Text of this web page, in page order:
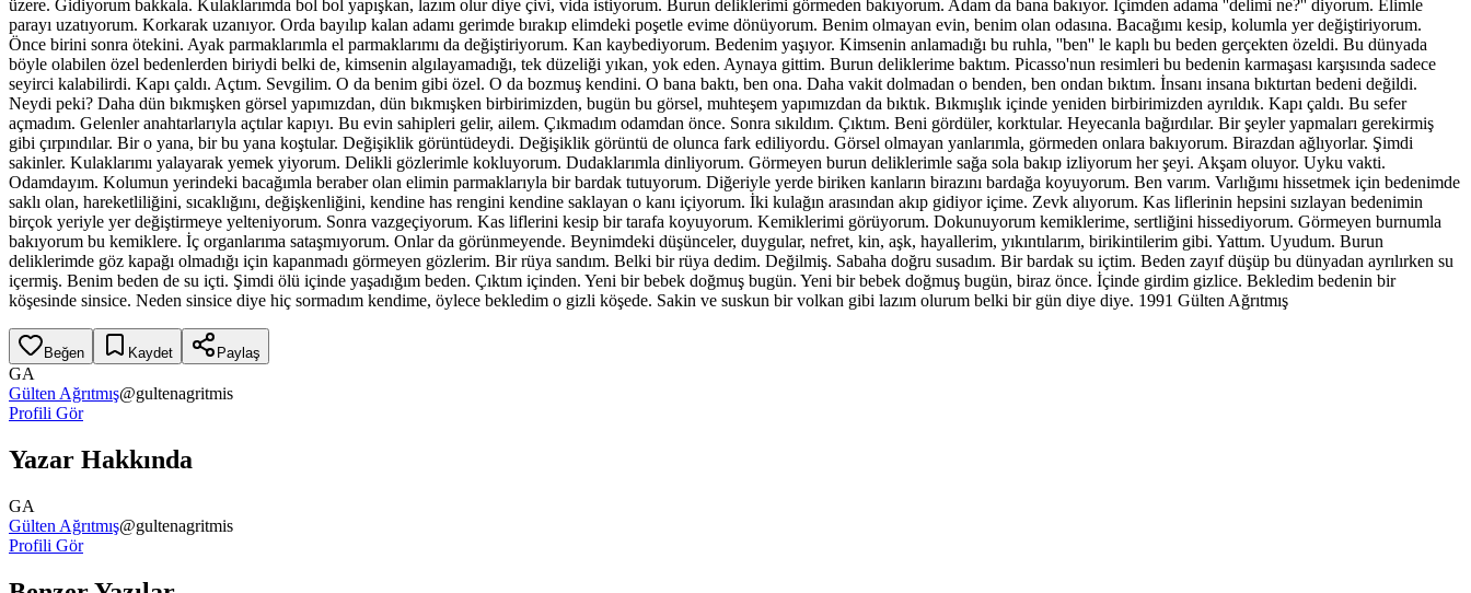
üzere. Gidiyorum bakkala. Kulaklarımda bol bol yapışkan, lazım olur diye çivi, vida istiyorum. Burun deliklerimi görmeden bakıyorum. Adam da bana bakıyor. İçimden adama ''delimi ne?'' diyorum. Elimle
parayı uzatıyorum. Korkarak uzanıyor. Orda bayılıp kalan adamı gerimde bırakıp elimdeki poşetle evime dönüyorum. Benim olmayan evin, benim olan odasına. Bacağımı kesip, kolumla yer değiştiriyorum.
Önce birini sonra ötekini. Ayak parmaklarımla el parmaklarımı da değiştiriyorum. Kan kaybediyorum. Bedenim yaşıyor. Kimsenin anlamadığı bu ruhla, ''ben'' le kaplı bu beden gerçekten özeldi. Bu dünyada
böyle olabilen özel bedenlerden biriydi belki de, kimsenin algılayamadığı, tek düzeliği yıkan, yok eden. Aynaya gittim. Burun deliklerime baktım. Picasso'nun resimleri bu bedenin karmaşası karşısında sadece
seyirci kalabilirdi. Kapı çaldı. Açtım. Sevgilim. O da benim gibi özel. O da bozmuş kendini. O bana baktı, ben ona. Daha vakit dolmadan o benden, ben ondan bıktım. İnsanı insana bıktırtan bedeni değildi.
Neydi peki? Daha dün bıkmışken görsel yapımızdan, dün bıkmışken birbirimizden, bugün bu görsel, muhteşem yapımızdan da bıktık. Bıkmışlık içinde yeniden birbirimizden ayrıldık. Kapı çaldı. Bu sefer
açmadım. Gelenler anahtarlarıyla açtılar kapıyı. Bu evin sahipleri gelir, ailem. Çıkmadım odamdan önce. Sonra sıkıldım. Çıktım. Beni gördüler, korktular. Heyecanla bağırdılar. Bir şeyler yapmaları gerekirmiş
gibi çırpındılar. Bir o yana, bir bu yana koştular. Değişiklik görüntüdeydi. Değişiklik görüntü de olunca fark ediliyordu. Görsel olmayan yanlarımla, görmeden onlara bakıyorum. Birazdan ağlıyorlar. Şimdi
sakinler. Kulaklarımı yalayarak yemek yiyorum. Delikli gözlerimle kokluyorum. Dudaklarımla dinliyorum. Görmeyen burun deliklerimle sağa sola bakıp izliyorum her şeyi. Akşam oluyor. Uyku vakti.
Odamdayım. Kolumun yerindeki bacağımla beraber olan elimin parmaklarıyla bir bardak tutuyorum. Diğeriyle yerde biriken kanların birazını bardağa koyuyorum. Ben varım. Varlığımı hissetmek için bedenimde
saklı olan, hareketliliğini, sıcaklığını, değişkenliğini, kendine has rengini kendine saklayan o kanı içiyorum. İki kulağın arasından akıp gidiyor içime. Zevk alıyorum. Kas liflerinin hepsini sızlayan bedenimin
birçok yeriyle yer değiştirmeye yelteniyorum. Sonra vazgeçiyorum. Kas liflerini kesip bir tarafa koyuyorum. Kemiklerimi görüyorum. Dokunuyorum kemiklerime, sertliğini hissediyorum. Görmeyen burnumla
bakıyorum bu kemiklere. İç organlarıma sataşmıyorum. Onlar da görünmeyende. Beynimdeki düşünceler, duygular, nefret, kin, aşk, hayallerim, yıkıntılarım, birikintilerim gibi. Yattım. Uyudum. Burun
deliklerimde göz kapağı olmadığı için kapanmadı görmeyen gözlerim. Bir rüya sandım. Belki bir rüya dedim. Değilmiş. Sabaha doğru susadım. Bir bardak su içtim. Beden zayıf düşüp bu dünyadan ayrılırken su
içermiş. Benim beden de su içti. Şimdi ölü içinde yaşadığım beden. Çıktım içinden. Yeni bir bebek doğmuş bugün. Yeni bir bebek doğmuş bugün, biraz önce. İçinde girdim gizlice. Bekledim bedenin bir
köşesinde sinsice. Neden sinsice diye hiç sormadım kendime, öylece bekledim o gizli köşede. Sakin ve suskun bir volkan gibi lazım olurum belki bir gün diye diye. 1991 Gülten Ağrıtmış
Beğen Kaydet Paylaş
GA
Gülten Ağrıtmış@gultenagritmis
Profili Gör
Yazar Hakkında
GA
Gülten Ağrıtmış@gultenagritmis
Profili Gör